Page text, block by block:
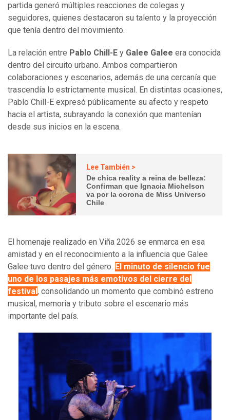
partida generó múltiples reacciones de colegas y
seguidores, quienes destacaron su talento y la proyección
que tenía dentro del movimiento.
La relación entre Pablo Chill-E y Galee Galee era conocida
dentro del circuito urbano. Ambos compartieron
colaboraciones y escenarios, además de una cercanía que
trascendía lo estrictamente musical. En distintas ocasiones,
Pablo Chill-E expresó públicamente su afecto y respeto
hacia el artista, subrayando la conexión que mantenían
desde sus inicios en la escena.
Lee También >
De chica reality a reina de belleza:
Confirman que Ignacia Michelson
va por la corona de Miss Universo
Chile
El homenaje realizado en Viña 2026 se enmarca en esa
amistad y en el reconocimiento a la influencia que Galee
Galee tuvo dentro del género. El minuto de silencio fue
uno de los pasajes más emotivos del cierre del
festival , consolidando un momento que combinó estreno
musical, memoria y tributo sobre el escenario más
importante del país.